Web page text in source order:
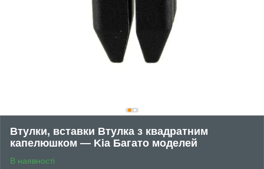
Втулки, вставки Втулка з квадратним
капелюшком — Kia Багато моделей
В наявності